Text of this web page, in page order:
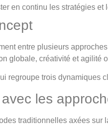
en continu les stratégies
entre plusieurs
globale, créativité et agilité
les
traditionnelles axées sur